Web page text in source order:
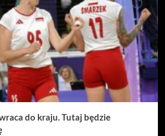
do kraju. Tutaj będzie